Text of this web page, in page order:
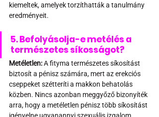
kiemeltek, amelyek torzíthatták a tanulmány
eredményeit.
5. Befolyásolja-e metélés a
természetes síkosságot?
Metéletlen: A fityma természetes síkosítást
biztosít a pénisz számára, mert az erekciós
cseppeket szétteríti a makkon behatolás
közben. Nincs azonban meggyőző bizonyíték
arra, hogy a metéletlen pénisz több síkosítást